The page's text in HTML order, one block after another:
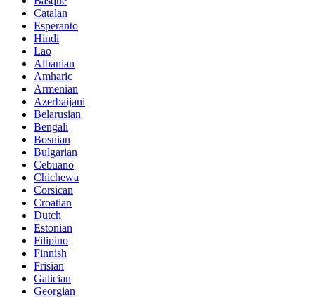
Catalan
Esperanto
Hindi
Lao
Albanian
Amharic
Armenian
Azerbaijani
Belarusian
Bengali
Bosnian
Bulgarian
Cebuano
Chichewa
Corsican
Croatian
Dutch
Estonian
Filipino
Finnish
Frisian
Galician
Georgian